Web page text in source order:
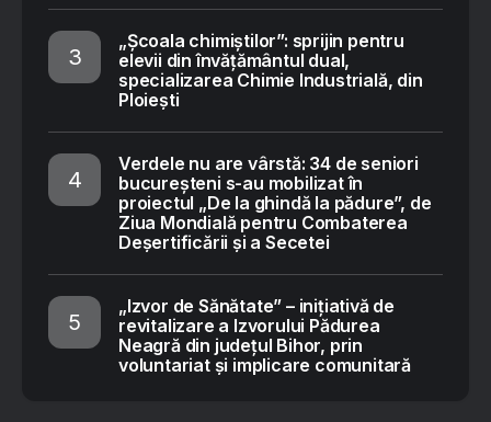
„Școala chimiștilor”: sprijin pentru
elevii din învățământul dual,
specializarea Chimie Industrială, din
Ploiești
Verdele nu are vârstă: 34 de seniori
bucureșteni s-au mobilizat în
proiectul „De la ghindă la pădure”, de
Ziua Mondială pentru Combaterea
Deșertificării și a Secetei
„Izvor de Sănătate” – inițiativă de
revitalizare a Izvorului Pădurea
Neagră din județul Bihor, prin
voluntariat și implicare comunitară